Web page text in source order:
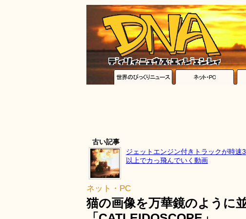
古い記事
ジェットエンジン付きトラックが時速
以上でカっ飛んでいく動画
ネット・PC
猫の画像を万華鏡のように